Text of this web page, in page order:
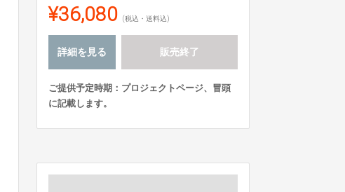
¥36,080 (税込・送料込)
詳細を見る 販売終了
ご提供予定時期：プロジェクトページ、冒頭
に記載します。